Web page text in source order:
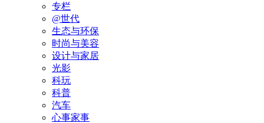
专栏
@世代
生态与环保
时尚与美容
设计与家居
光影
科玩
科普
汽车
心事家事